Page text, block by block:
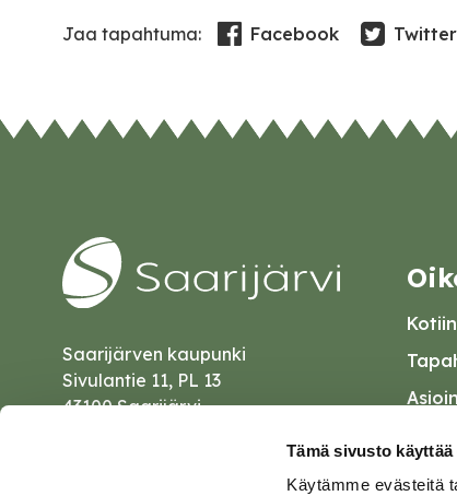
Tämä sivusto käyttää
Käytämme evästeitä
Jaa tapahtuma: Facebook Twitter
Saarijärven kaupunki
Sivulantie 11, PL 13
43100 Saarijärvi